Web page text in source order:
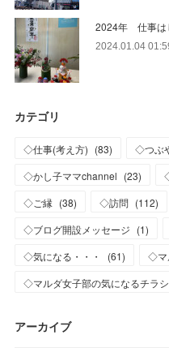
2024年 仕事は
2024.01.04
カテゴリ
◇仕事(考え方) (83) ◇つぶ
◇かし子ママchannel (23)
◇ご縁 (38) ◇訪問 (112)
◇ブログ開設メッセージ (1)
◇気になる・・・
(61) ◇マ
◇マルダ女子部の気になるチラシ
アーカイブ